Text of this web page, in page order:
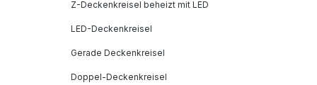
Z-Deckenkreisel beheizt mit LED
LED-Deckenkreisel
Gerade Deckenkreisel
Doppel-Deckenkreisel